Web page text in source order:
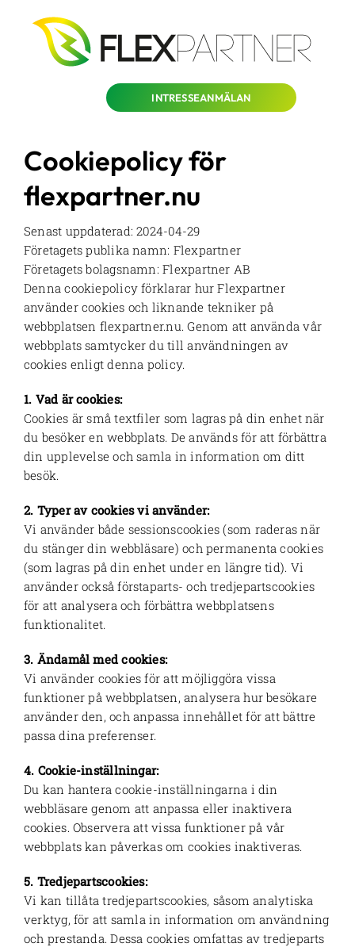
innehållet
INTRESSEANMÄLAN
Cookiepolicy för
flexpartner.nu
Senast uppdaterad: 2024-04-29
Företagets publika namn: Flexpartner
Företagets bolagsnamn: Flexpartner AB
Denna cookiepolicy förklarar hur Flexpartner
använder cookies och liknande tekniker på
webbplatsen flexpartner.nu. Genom att använda vår
webbplats samtycker du till användningen av
cookies enligt denna policy.
1. Vad är cookies:
Cookies är små textfiler som lagras på din enhet när
du besöker en webbplats. De används för att förbättra
din upplevelse och samla in information om ditt
besök.
2. Typer av cookies vi använder:
Vi använder både sessionscookies (som raderas när
du stänger din webbläsare) och permanenta cookies
(som lagras på din enhet under en längre tid). Vi
använder också förstaparts- och tredjepartscookies
för att analysera och förbättra webbplatsens
funktionalitet.
3. Ändamål med cookies:
Vi använder cookies för att möjliggöra vissa
funktioner på webbplatsen, analysera hur besökare
använder den, och anpassa innehållet för att bättre
passa dina preferenser.
4. Cookie-inställningar:
Du kan hantera cookie-inställningarna i din
webbläsare genom att anpassa eller inaktivera
cookies. Observera att vissa funktioner på vår
webbplats kan påverkas om cookies inaktiveras.
5. Tredjepartscookies:
Vi kan tillåta tredjepartscookies, såsom analytiska
verktyg, för att samla in information om användning
och prestanda. Dessa cookies omfattas av tredjeparts